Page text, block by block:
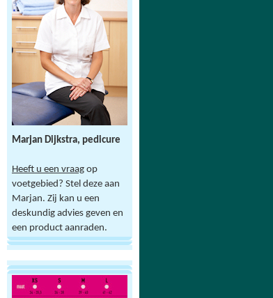
Marjan Dijkstra, pedicure
Heeft u een vraag op
voetgebied? Stel deze aan
Marjan. Zij kan u een
deskundig advies geven en
een product aanraden.